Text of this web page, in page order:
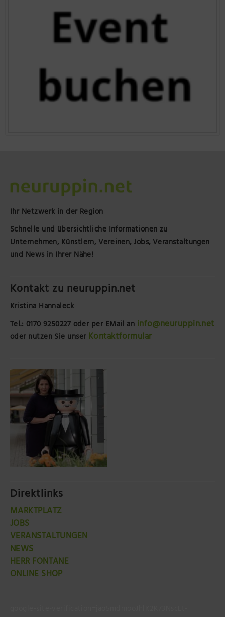
Ihr Netzwerk in der Region
Schnelle und übersichtliche Informationen zu
Unternehmen, Künstlern, Vereinen, Jobs, Veranstaltungen
und News in Ihrer Nähe!
Kontakt zu neuruppin.net
Kristina Hannaleck
Tel.: 0170 9250227 oder per EMail an info@neuruppin.net
oder nutzen Sie unser Kontaktformular
Direktlinks
MARKTPLATZ
JOBS
VERANSTALTUNGEN
NEWS
HERR FONTANE
ONLINE SHOP